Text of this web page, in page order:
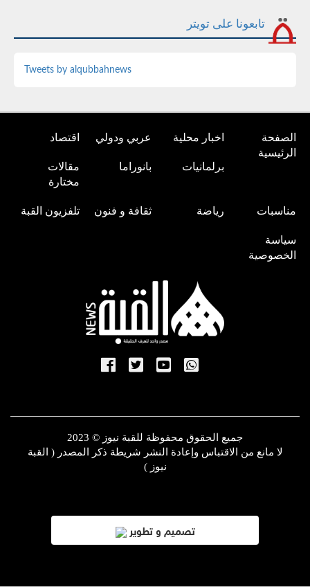
تابعونا على تويتر
Tweets by alqubbahnews
الصفحة
الرئيسية
اخبار محلية عربي ودولي اقتصاد
برلمانيات بانوراما
مقالات
مختارة
مناسبات رياضة ثقافة و فنون تلفزيون القبة
سياسة
الخصوصية
جميع الحقوق محفوظة للقبة نيوز © 2023
لا مانع من الاقتباس وإعادة النشر شريطة ذكر المصدر ( القبة
نيوز )
تصميم و تطوير